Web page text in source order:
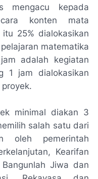
mengacu kepada
konten mata
25% dialokasikan
matematika
adalah kegiatan
1 jam dialokasikan
minimal diakan 3
salah satu dari
oleh pemerintah
Kearifan
Jiwa dan